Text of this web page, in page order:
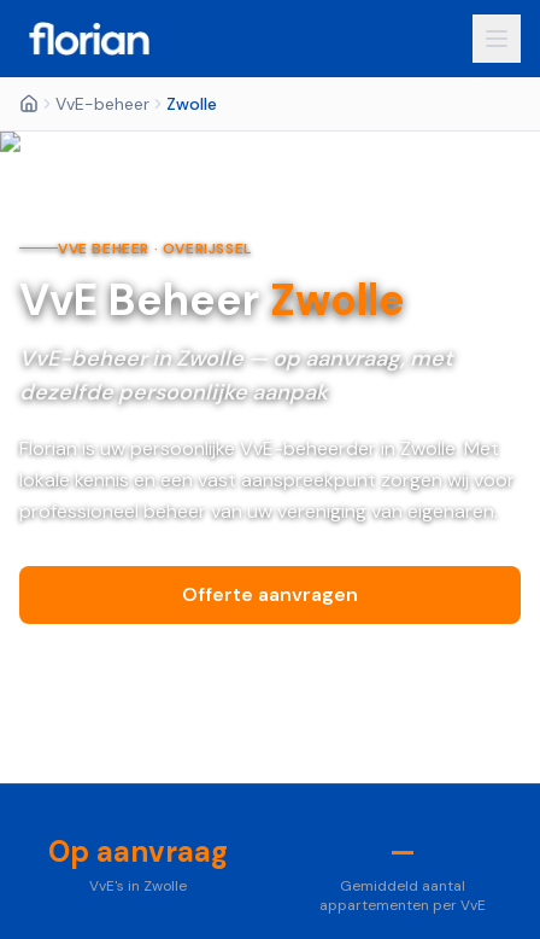
VvE-beheer Zwolle
VVE BEHEER ·OVERIJSSEL
VvE BeheerZwolle
VvE-beheer in Zwolle — op aanvraag, met
dezelfde persoonlijke aanpak
Florian is uw persoonlijke VvE-beheerder in Zwolle. Met
lokale kennis en een vast aanspreekpunt zorgen wij voor
professioneel beheer van uw vereniging van eigenaren.
Offerte aanvragen
Op aanvraag
VvE's in Zwolle
—
Gemiddeld aantal
appartementen per VvE